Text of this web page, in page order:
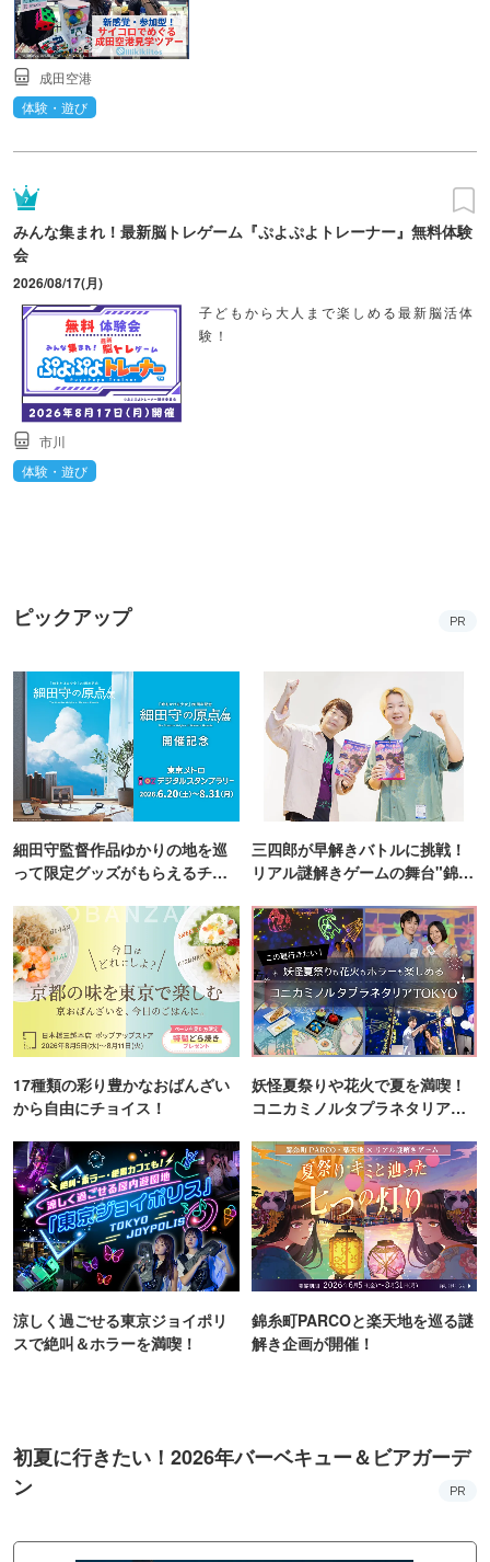
成田空港
体験・遊び
みんな集まれ！最新脳トレゲーム『ぷよぷよトレーナー』無料体験
会
2026/08/17(月)
子どもから大人まで楽しめる最新脳活体
験！
市川
体験・遊び
ピックアップ PR
細田守監督作品ゆかりの地を巡
って限定グッズがもらえるチャ
三四郎が早解きバトルに挑戦！
リアル謎解きゲームの舞台"錦糸
17種類の彩り豊かなおばんざい
から自由にチョイス！
妖怪夏祭りや花火で夏を満喫！
コニカミノルタプラネタリア
涼しく過ごせる東京ジョイポリ
スで絶叫＆ホラーを満喫！
錦糸町PARCOと楽天地を巡る謎
解き企画が開催！
初夏に行きたい！2026年バーベキュー＆ビアガーデ
ン
PR